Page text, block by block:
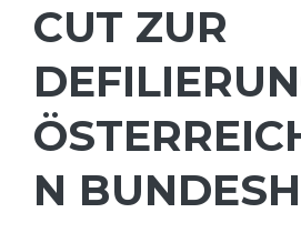
CUT ZUR
N